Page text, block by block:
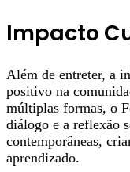
Impacto
Além de entreter, a
positivo na
múltiplas formas, o
diálogo e a reflexão
contemporâneas,
aprendizado.